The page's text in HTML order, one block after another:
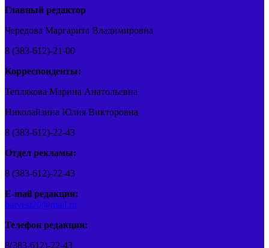
Главный редактор
Чередова Маргарита Владимировна
8 (383-612)-21-00
Корреспонденты:
Теплякова Марина Анатольевна
Николайзина Юлия Викторовна
8 (383-612)-22-43
Отдел рекламы:
8 (383-612)-22-43
E-mail редакции:
barvest20@mail.ru
Телефон редакции:
8(383-612)-22-43